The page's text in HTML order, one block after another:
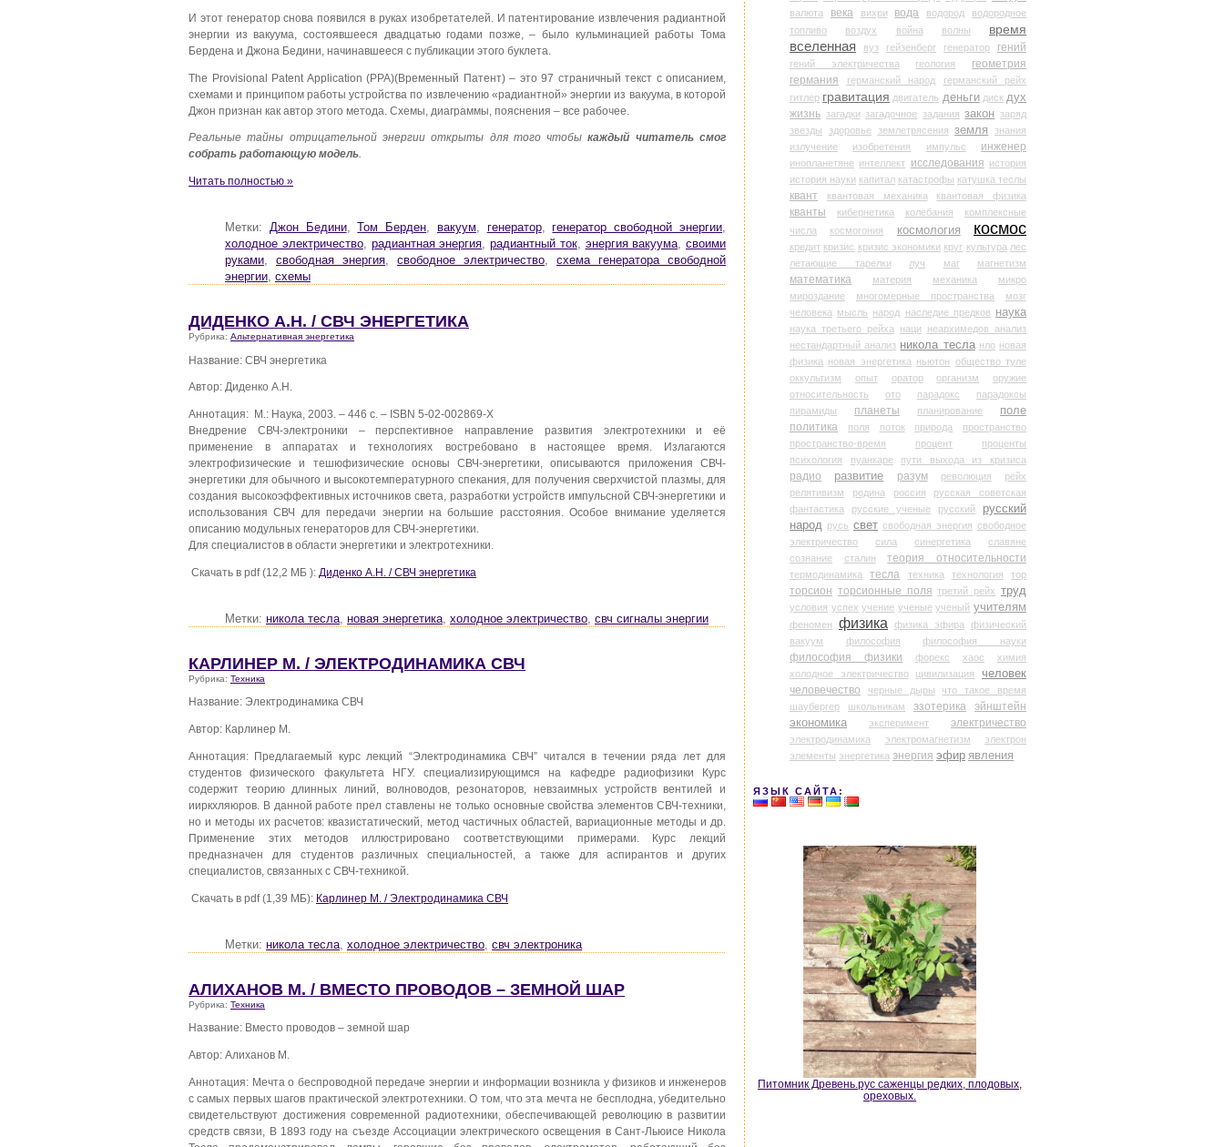
И этот генератор снова появился в руках изобретателей. И патентирование извлечения радиантной
энергии из вакуума, состоявшееся двадцатью годами позже, – было кульминацией работы Тома
Бердена и Джона Бедини, начинавшееся с публикации этого буклета.
The Provisional Patent Application (PPA)(Временный Патент) – это 97 страничный текст с описанием,
схемами и принципом работы устройства по извлечению «радиантной» энергии из вакуума, в которой
Джон признан как автор этого метода. Схемы, диаграммы, пояснения – все рабочее.
Реальные тайны отрицательной энергии открыты для того чтобыкаждый читатель смог
собрать работающую модель
Читать полностью »
Метки: Джон Бедини, Том Берден, вакуум, генератор,генератор свободной энергии,
холодное электричество, радиантная энергия, радиантный ток, энергия вакуума, своими
руками, свободная энергия, свободное электричество, схема генератора свободной
энергии, схемы
ДИДЕНКО А.Н. / СВЧ ЭНЕРГЕТИКА
Рубрика: Альтернативная энергетика
Название: СВЧ энергетика
Автор: Диденко А.Н.
Аннотация: М.: Наука, 2003. – 446 с. – ISBN 5-02-002869-Х
Внедрение СВЧ-электроники – перспективное направление развития электротехники и её
применение в аппаратах и технологиях востребовано в настоящее время. Излагаются
электрофизические и тешюфизические основы СВЧ-энергетики, описываются приложения СВЧ-
энергетики для обычного и высокотемпературного спекания, для получения сверхчистой плазмы, для
создания высокоэффективных источников света, разработки устройств импульсной СВЧ-энергетики и
использования СВЧ для передачи энергии на большие расстояния. Особое внимание уделяется
описанию модульных генераторов для СВЧ-энергетики.
Для специалистов в области энергетики и электротехники.
Скачать в pdf (12,2 МБ ): Диденко А.Н. / СВЧ энергетика
Метки: никола тесла, новая энергетика, холодное электричество, свч сигналы энергии
КАРЛИНЕР М. / ЭЛЕКТРОДИНАМИКА СВЧ
Рубрика: Техника
Название: Электродинамика СВЧ
Автор: Карлинер М.
Аннотация: Предлагаемый курс лекций “Электродинамика СВЧ” читался в течении ряда лет для
студентов физического факультета НГУ. специализирующимся на кафедре радиофизики Курс
содержит теорию длинных линий, волноводов, резонаторов, невзаимных устройств вентилей и
ииркхляюров. В данной работе прел ставлены не только основные свойства элементов СВЧ-техники,
но и методы их расчетов: квазистатический, метод частичных областей, вариационные методы и др.
Применение этих методов иллюстрировано соответствующими примерами. Курс лекций
предназначен для студентов различных специальностей, а также для аспирантов и других
специалистов, связанных с СВЧ-техникой.
Скачать в pdf (1,39 МБ): Карлинер М. / Электродинамика СВЧ
Метки: никола тесла холодное электричество свч электроника
АЛИХАНОВ М. / ВМЕСТО ПРОВОДОВ – ЗЕМНОЙ ШАР
Рубрика: Техника
Название: Вместо проводов – земной шар
Автор: Алиханов М.
Аннотация: Мечта о беспроводной передаче энергии и информации возникла у физиков и инженеров
с самых первых шагов практической электротехники. О том, что эта мечта не бесплодна, убедительно
свидетельствуют достижения современной радиотехники, обеспечивающей революцию в развитии
средств связи, В 1893 году на съезде Ассоциации электрического освещения в Сант-Льюисе Никола
валюта века вихри вода водород
водородное
топливо
воздух война волны
время
вселенная
вуз гейзенберг генератор гений
гений электричества геология
геометрия
германия
германский народ
германский рейх
гитлер гравитация двигатель деньги диск дух
жизнь загадки загадочное задания закон заряд
звезды
здоровье землетрясения земля
знания
излучение
изобретения импульс инженер
инопланетяне интеллект исследования история
история науки капитал катастрофы катушка теслы
квант квантовая механика квантовая физика
кванты кибернетика колебания
комплексные
числа
космогония космология космос
кредит кризис кризис экономики круг культура лес
летающие тарелки
луч маг магнетизм
математика материя механика
микро
мироздание
многомерные пространства
мозг
человека мысль народ наследие предков наука
наука третьего рейха наци
неархимедов анализ
нестандартный анализ никола тесла нло новая
физика новая энергетика ньютон общество туле
оккультизм
опыт оратор организм
оружие
относительность
ото парадокс
парадоксы
пирамиды
планеты планирование
поле
политика
поля поток природа
пространство
пространство-время
процент
проценты
психология
пуанкаре пути выхода из кризиса
радио развитие разум революция
рейх
релятивизм
родина россия
русская советская
фантастика
русские ученые русский
русский
народ русь свет свободная энергия свободное
электричество
сила синергетика
славяне
сознание
сталин теория относительности
термодинамика тесла техника технология тор
торсион торсионные поля третий рейх труд
условия успех учение ученые ученый учителям
феномен физика физика эфира
физический
вакуум
философия философия науки
философия физики форекс хаос
химия
холодное электричество
цивилизация человек
человечество черные дыры
что такое время
шаубергер
школьникам эзотерика
эйнштейн
экономика
эксперимент электричество
электродинамика электромагнетизм
электрон
элементы энергетика энергия эфир явления
ЯЗЫК САЙТА:
Питомник Древень.рус саженцы редких, плодовых,
ореховых.